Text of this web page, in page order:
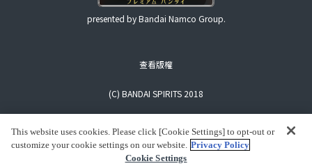
presented by Bandai Namco Group.
查看版權
(C) BANDAI SPIRITS 2018
This website uses cookies. Please click [Cookie Settings] to opt-out or
customize your cookie settings on our website. Privacy Policy
Cookie Settings